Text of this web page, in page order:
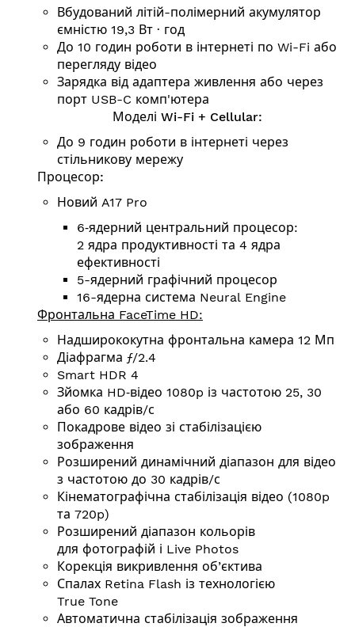
Вбудований літій-полімерний акумулятор
ємністю 19,3 Вт ∙ год
До 10 годин роботи в інтернеті по Wi-Fi або
перегляду відео
Зарядка від адаптера живлення або через
порт USB-C комп'ютера
Моделі Wi-Fi + Cellular:
До 9 годин роботи в інтернеті через
стільникову мережу
Процесор:
Новий A17 Pro
6‑ядерний центральний процесор:
2 ядра продуктивності та 4 ядра
ефективності
5-ядерний графічний процесор
16-ядерна система Neural Engine
Фронтальна FaceTime HD:
Надширококутна фронтальна камера 12 Мп
Діафрагма ƒ/2.4
Smart HDR 4
Зйомка HD‑відео 1080p із частотою 25, 30
або 60 кадрів/с
Покадрове відео зі стабілізацією
зображення
Розширений динамічний діапазон для відео
з частотою до 30 кадрів/с
Кінемато­графічна стабілізація відео (1080p
та 720p)
Розширений діапазон кольорів
для фотографій і Live Photos
Корекція викривлення об’єктива
Спалах Retina Flash із технологією
True Tone
Автоматична стабілізація зображення